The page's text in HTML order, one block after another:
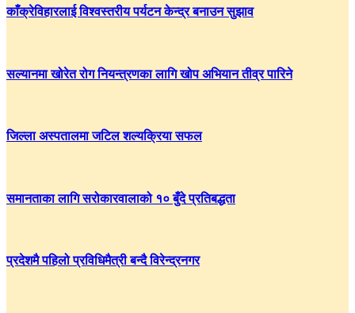
काँक्रेविहारलाई विश्वस्तरीय पर्यटन केन्द्र बनाउन सुझाव
सल्यानमा खोरेत रोग नियन्त्रणका लागि खोप अभियान तीव्र पारिने
जिल्ला अस्पतालमा जटिल शल्यक्रिया सफल
समानताका लागि सरोकारवालाको १० बुँदे प्रतिबद्धता
प्रदेशमै पहिलो प्रविधिमैत्री बन्दै विरेन्द्रनगर